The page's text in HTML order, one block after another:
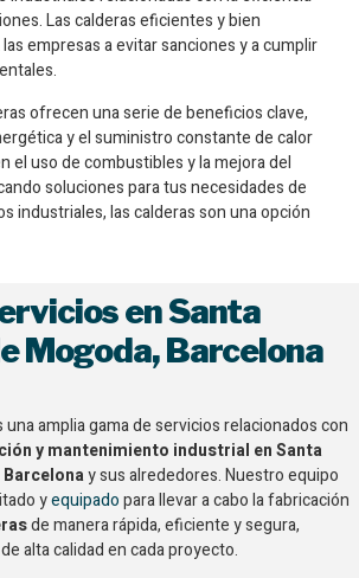
Las calderas eficientes y bien
empresas a evitar sanciones y a cumplir
ofrecen una serie de beneficios clave,
y el suministro constante de calor
el uso de combustibles y la mejora del
soluciones para tus necesidades de
industriales, las calderas son una opción
en Santa
Mogoda, Barcelona
amplia gama de servicios relacionados con
y mantenimiento industrial en Santa
y sus alrededores. Nuestro equipo
yequipadopara llevar a cabo lafabricación
de manera rápida, eficiente y segura,
alta calidad en cada proyecto.